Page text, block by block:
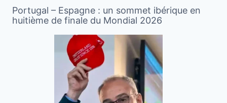
Portugal – Espagne : un sommet ibérique en
huitième de finale du Mondial 2026